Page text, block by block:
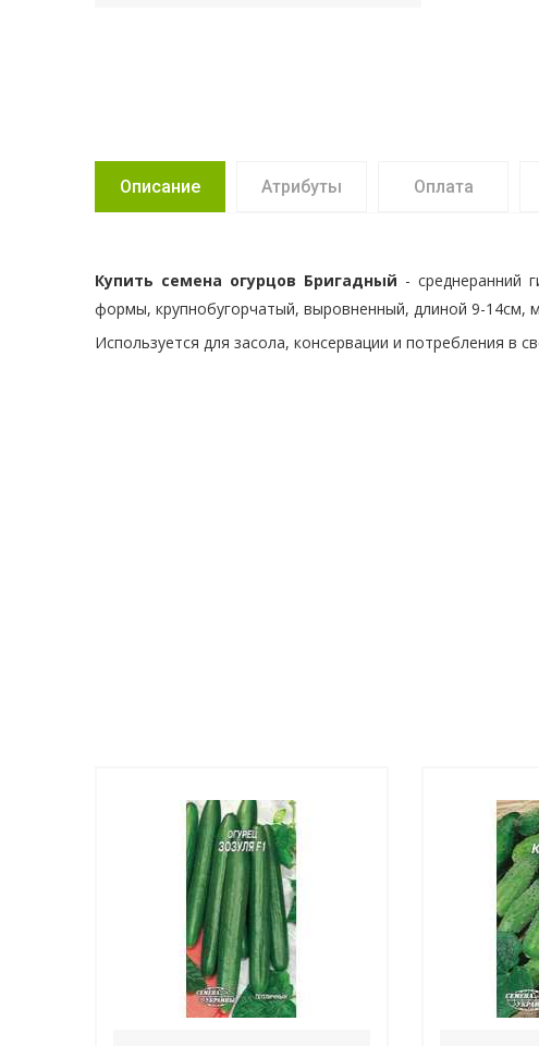
Описание Атрибуты Оплата
Купить семена огурцов Бригадный - среднеранний
формы, крупнобугорчатый, выровненный, длиной 9-14см,
Используется для засола, консервации и потребления в